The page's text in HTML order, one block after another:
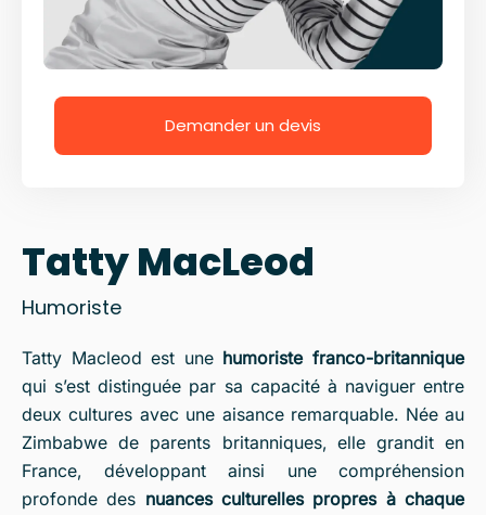
Tatty MacLeod
Humoriste
Tatty Macleod est une humoriste franco-britannique
qui s’est distinguée par sa capacité à naviguer entre
deux cultures avec une aisance remarquable. Née au
Zimbabwe de parents britanniques, elle grandit en
France, développant ainsi une compréhension
profonde des nuances culturelles propres à chaque
Demander un devis